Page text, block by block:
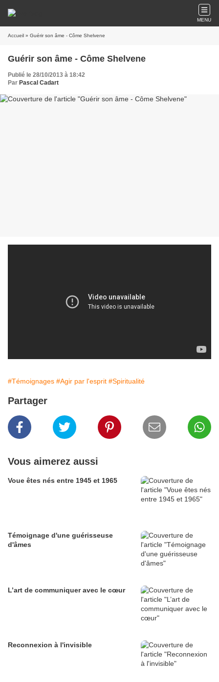
MENU
Accueil » Guérir son âme - Côme Shelvene
Guérir son âme - Côme Shelvene
Publié le 28/10/2013 à 18:42
Par Pascal Cadart
#Témoignages #Agir par l'esprit #Spiritualité
Partager
Vous aimerez aussi
Voue êtes nés entre 1945 et 1965
Témoignage d'une guérisseuse
d'âmes
L’art de communiquer avec le cœur
Reconnexion à l'invisible